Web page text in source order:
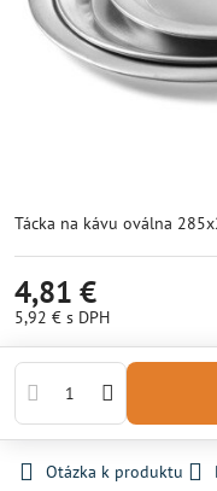
Tácka na kávu oválna
4,81 €
5,92 € s DPH
Otázka k produktu